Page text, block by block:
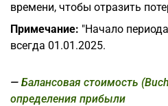
времени, чтобы отразить
Примечание: "Начало
всегда 01.01.2025.
Балансовая стоимость
определения прибыли